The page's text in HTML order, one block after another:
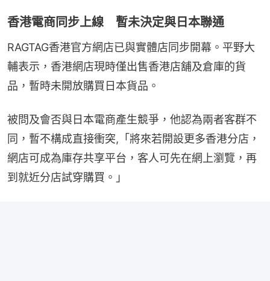
香港電商同步上線 暫未決定與日本聯通
RAGTAG香港官方網店已與實體店同步開幕。平野大
輔表示，香港網店現時僅出售香港店舖及倉庫的貨
品，暫時未開放購買日本貨品。
被問及會否與日本電商產生競爭，他認為兩者客群不
同，暫不構成直接衝突,「將來若開設更多香港分店，
網店可成為庫存共享平台，客人可先在網上瀏覽，再
到就近分店試穿購買。」